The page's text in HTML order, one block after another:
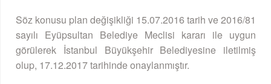
Söz konusu plan değişikliği 15.07.2016 tarih ve 2016/81
sayılı Eyüpsultan Belediye Meclisi kararı ile uygun
görülerek İstanbul Büyükşehir Belediyesine iletilmiş
olup, 17.12.2017 tarihinde onaylanmıştır.